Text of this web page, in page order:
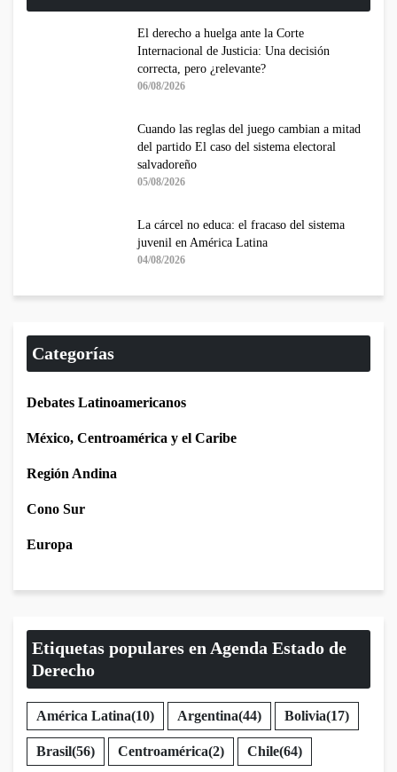
El derecho a huelga ante la Corte
Internacional de Justicia: Una decisión
correcta, pero ¿relevante?
06/08/2026
Cuando las reglas del juego cambian a mitad
del partido El caso del sistema electoral
salvadoreño
05/08/2026
La cárcel no educa: el fracaso del sistema
juvenil en América Latina
04/08/2026
Categorías
Debates Latinoamericanos
México, Centroamérica y el Caribe
Región Andina
Cono Sur
Europa
Etiquetas populares en Agenda Estado de
Derecho
América Latina(10) Argentina(44) Bolivia(17)
Brasil(56) Centroamérica(2) Chile(64)